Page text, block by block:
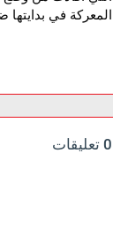
المعركة في بدايتها
0 تعليقات